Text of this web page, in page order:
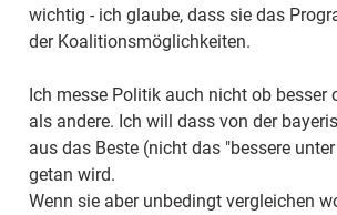
wichtig - ich glaube, dass sie das
der Koalitionsmöglichkeiten.
Ich messe Politik auch nicht ob besser
als andere. Ich will dass von der
aus das Beste (nicht das "bessere
getan wird.
Wenn sie aber unbedingt vergleichen